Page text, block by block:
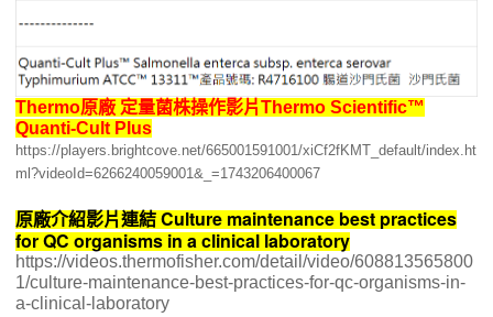
Thermo原廠 定量菌株操作影片Thermo Scientific™
Quanti-Cult Plus
https://players.brightcove.net/665001591001/xiCf2fKMT_default/index.ht
ml?videoId=6266240059001&_=1743206400067
原廠介紹影片連結 Culture maintenance best practices
for QC organisms in a clinical laboratory
https://videos.thermofisher.com/detail/video/608813565800
1/culture-maintenance-best-practices-for-qc-organisms-in-
a-clinical-laboratory